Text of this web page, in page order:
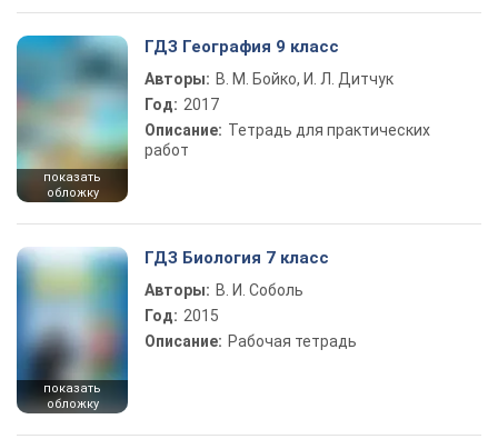
показать
обложку
ГДЗ География 9 класс
Авторы: В. М. Бойко, И. Л. Дитчук
Год: 2017
Описание: Тетрадь для практических
работ
показать
обложку
ГДЗ Биология 7 класс
Авторы: В. И. Соболь
Год: 2015
Описание: Рабочая тетрадь